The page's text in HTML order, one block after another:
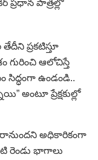
ప్రధాన పాత్రల్లో
ప్రకటిస్తూ
గురించి ఆలోచిస్తే
సిద్ధంగా ఉండండి..
అంటూ ప్రేక్షకుల్లో
రానుందని అధికారికంగా
రెండు భాగాలు